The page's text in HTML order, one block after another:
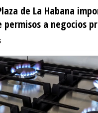
de La Habana
a negocios